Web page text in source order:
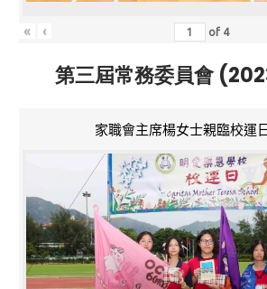
« ‹ of 4
第三屆常務委員會
家職會主席楊女士親臨校運